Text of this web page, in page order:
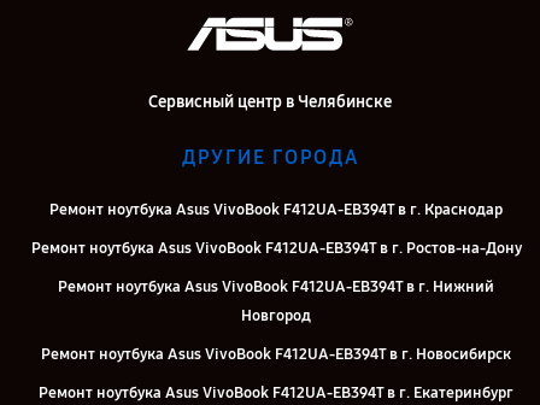
Сервисный центр в Челябинске
ДРУГИЕ ГОРОДА
Ремонт ноутбука Asus VivoBook F412UA-EB394T в г. Краснодар
Ремонт ноутбука Asus VivoBook F412UA-EB394T в г. Ростов-на-Дону
Ремонт ноутбука Asus VivoBook F412UA-EB394T в г. Нижний
Новгород
Ремонт ноутбука Asus VivoBook F412UA-EB394T в г. Новосибирск
Ремонт ноутбука Asus VivoBook F412UA-EB394T в г. Екатеринбург